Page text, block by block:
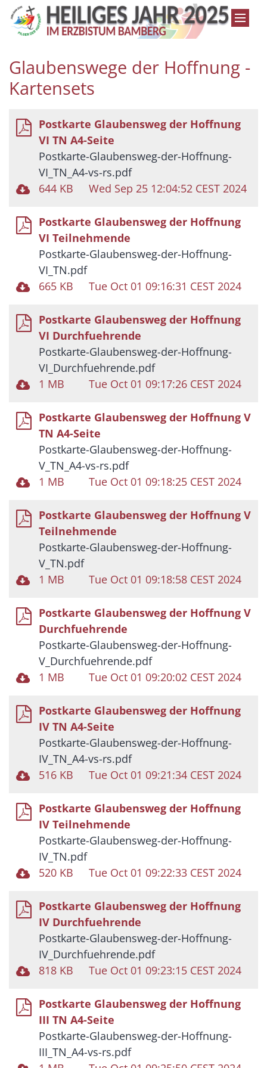
Zum Inhalt springen
Glaubenswege der Hoffnung -
Kartensets
Postkarte Glaubensweg der Hoffnung
VI TN A4-Seite
Postkarte-Glaubensweg-der-Hoffnung-
VI_TN_A4-vs-rs.pdf
644 KB
Wed Sep 25 12:04:52 CEST 2024
Postkarte Glaubensweg der Hoffnung
VI Teilnehmende
Postkarte-Glaubensweg-der-Hoffnung-
VI_TN.pdf
665 KB
Tue Oct 01 09:16:31 CEST 2024
Postkarte Glaubensweg der Hoffnung
VI Durchfuehrende
Postkarte-Glaubensweg-der-Hoffnung-
VI_Durchfuehrende.pdf
1 MB
Tue Oct 01 09:17:26 CEST 2024
Postkarte Glaubensweg der Hoffnung V
TN A4-Seite
Postkarte-Glaubensweg-der-Hoffnung-
V_TN_A4-vs-rs.pdf
1 MB
Tue Oct 01 09:18:25 CEST 2024
Postkarte Glaubensweg der Hoffnung V
Teilnehmende
Postkarte-Glaubensweg-der-Hoffnung-
V_TN.pdf
1 MB
Tue Oct 01 09:18:58 CEST 2024
Postkarte Glaubensweg der Hoffnung V
Durchfuehrende
Postkarte-Glaubensweg-der-Hoffnung-
V_Durchfuehrende.pdf
1 MB
Tue Oct 01 09:20:02 CEST 2024
Postkarte Glaubensweg der Hoffnung
IV TN A4-Seite
Postkarte-Glaubensweg-der-Hoffnung-
IV_TN_A4-vs-rs.pdf
516 KB
Tue Oct 01 09:21:34 CEST 2024
Postkarte Glaubensweg der Hoffnung
IV Teilnehmende
Postkarte-Glaubensweg-der-Hoffnung-
IV_TN.pdf
520 KB
Tue Oct 01 09:22:33 CEST 2024
Postkarte Glaubensweg der Hoffnung
IV Durchfuehrende
Postkarte-Glaubensweg-der-Hoffnung-
IV_Durchfuehrende.pdf
818 KB
Tue Oct 01 09:23:15 CEST 2024
Postkarte Glaubensweg der Hoffnung
III TN A4-Seite
Postkarte-Glaubensweg-der-Hoffnung-
III_TN_A4-vs-rs.pdf